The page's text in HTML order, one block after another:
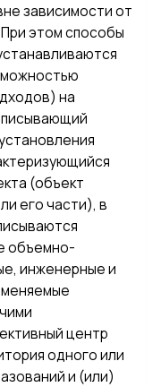
зависимости от
этом способы
на
(объект
его части), в
объемно-
инженерные и
центр
одного или
и (или)